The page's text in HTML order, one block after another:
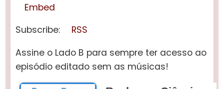
Embed
Subscribe:
RSS
Assine o Lado B para sempre ter acesso ao
episódio editado sem as músicas!